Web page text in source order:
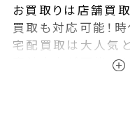
お買取りは店舗買
買取も対応可能！
宅配買取は大人気
事前査定が可能と